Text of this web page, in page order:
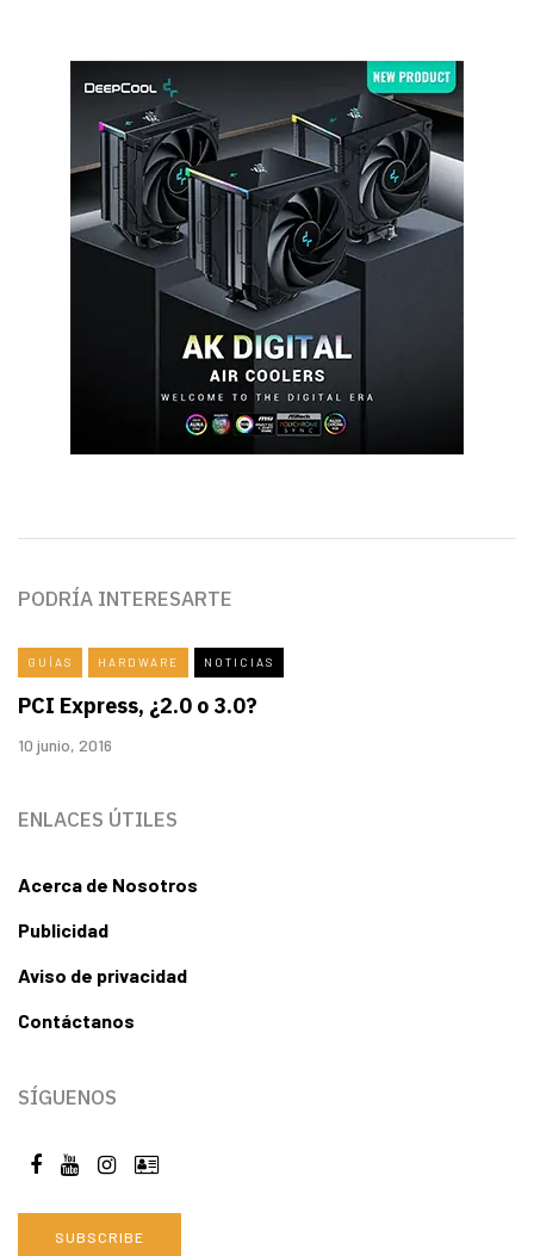
PODRÍA INTERESARTE
GUÍAS HARDWARE NOTICIAS
PCI Express, ¿2.0 o 3.0?
10 junio, 2016
ENLACES ÚTILES
Acerca de Nosotros
Publicidad
Aviso de privacidad
Contáctanos
SÍGUENOS
SUBSCRIBE